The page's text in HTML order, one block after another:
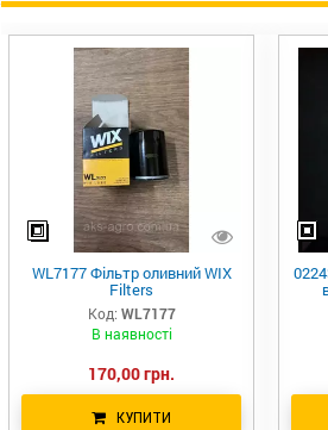
WL7177 Фільтр оливний WIX
Filters
Код: WL7177
В наявності
170,00 грн.
КУПИТИ